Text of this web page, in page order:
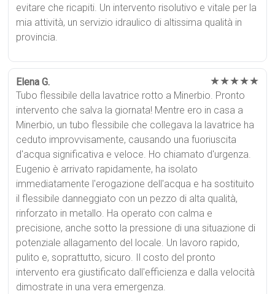
evitare che ricapiti. Un intervento risolutivo e vitale per la
mia attività, un servizio idraulico di altissima qualità in
provincia.
Elena G. ★★★★★
Tubo flessibile della lavatrice rotto a Minerbio. Pronto
intervento che salva la giornata! Mentre ero in casa a
Minerbio, un tubo flessibile che collegava la lavatrice ha
ceduto improvvisamente, causando una fuoriuscita
d'acqua significativa e veloce. Ho chiamato d'urgenza.
Eugenio è arrivato rapidamente, ha isolato
immediatamente l'erogazione dell'acqua e ha sostituito
il flessibile danneggiato con un pezzo di alta qualità,
rinforzato in metallo. Ha operato con calma e
precisione, anche sotto la pressione di una situazione di
potenziale allagamento del locale. Un lavoro rapido,
pulito e, soprattutto, sicuro. Il costo del pronto
intervento era giustificato dall'efficienza e dalla velocità
dimostrate in una vera emergenza.